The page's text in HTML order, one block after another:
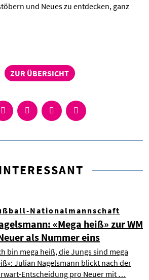
und Neues zu entdecken, ganz
ZUR ÜBERSICHT
Nationalmannschaft
«Mega heiß» zur WM
als Nummer eins
bin mega heiß, die Jungs sind mega
Julian Nagelsmann blickt nach der
Entscheidung pro Neuer mit …